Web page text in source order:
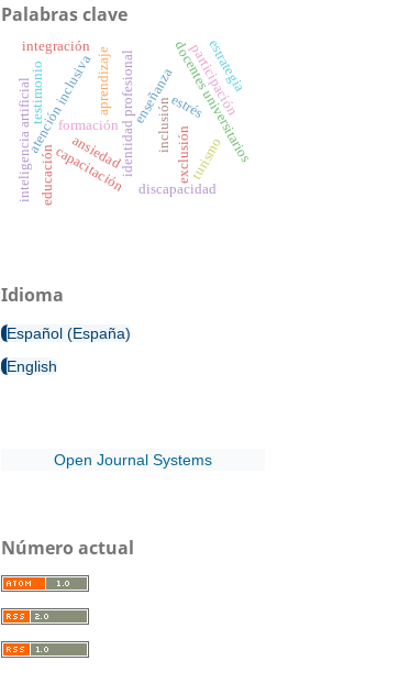
Palabras clave
formación
atención inclusiva identidad profesionalenseñanza
aprendizaje
inclusión
exclusión
discapacidad
capacitación
inteligencia artificial estrés
ansiedad docentes universitarios
turismo
educación
integración participación
estrategia
testimonio
Idioma
Español (España)
English
Open Journal Systems
Número actual